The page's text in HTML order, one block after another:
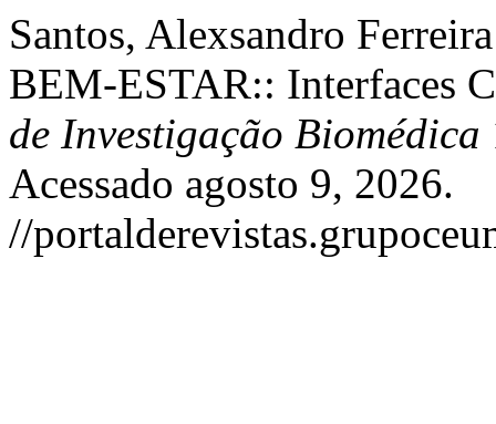
Santos, Alexsandro
BEM-ESTAR:: Interfaces
de Investigação Biomédica
Acessado agosto 9, 2026.
//